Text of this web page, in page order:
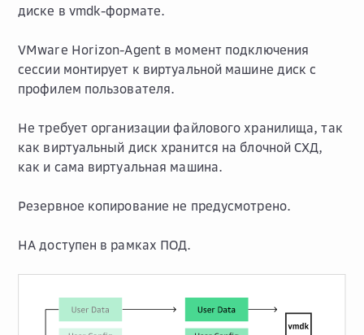
диске в vmdk-формате.
VMware Horizon-Agent в момент подключения
сессии монтирует к виртуальной машине диск с
профилем пользователя.
Не требует организации файлового хранилища, так
как виртуальный диск хранится на блочной СХД,
как и сама виртуальная машина.
Резервное копирование не предусмотрено.
HA доступен в рамках ПОД.